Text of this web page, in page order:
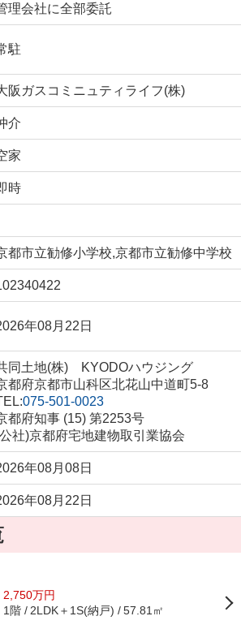
理会社に全部委託
駐
阪ガスコミニュティライフ(株)
介
家
時
都市立勧修小学校,京都市立勧修中学校
年08月22日
同土地(株) KYODOハウジング
都府京都市山科区北花山中道町5-8
075-501-0023
都府知事 (15) 第2253号
社)京都府宅地建物取引業協会
年08月08日
年08月22日
2,750万円
1階 2LDK＋1S(納戸) 57.81㎡